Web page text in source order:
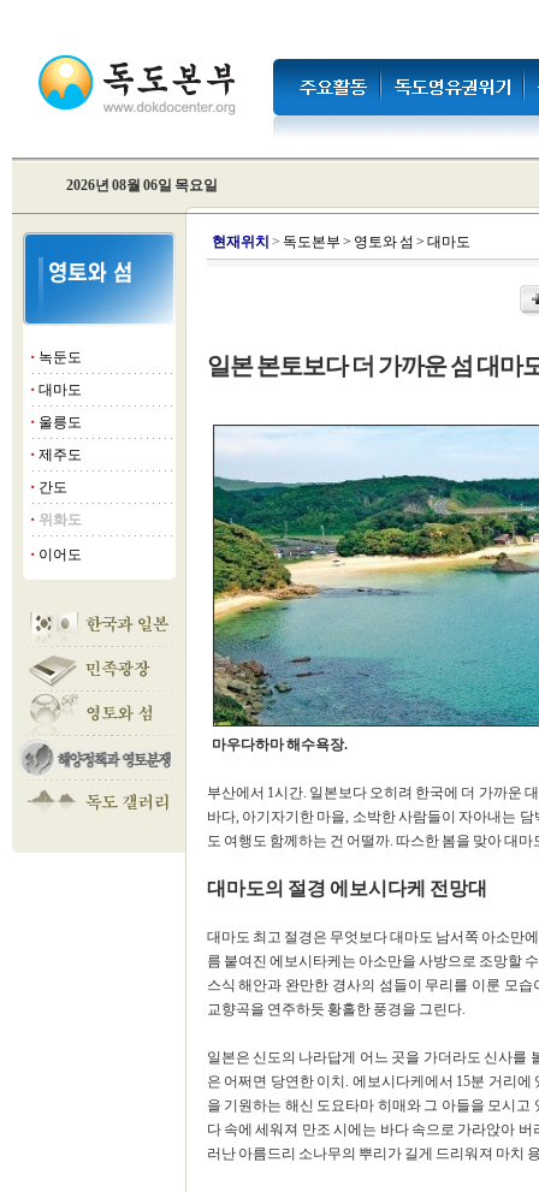
2026년 08월 06일 목요일
■ 녹둔도
■ 대마도
■ 울릉도
■ 제주도
■ 간도
■ 위화도
■ 이어도
현재위치 > 독도본부 > 영토와 섬 > 대마도
일본 본토보다 더 가까운 섬 대마
마우다하마 해수욕장.
부산에서 1시간. 일본보다 오히려 한국에 더 가까운
바다, 아기자기한 마을, 소박한 사람들이 자아내는
도 여행도 함께하는 건 어떨까. 따스한 봄을 맞아 대마
대마도의 절경 에보시다케 전망대
대마도 최고 절경은 무엇보다 대마도 남서쪽 아소만
름 붙여진 에보시타케는 아소만을 사방으로 조망할
스식 해안과 완만한 경사의 섬들이 무리를 이룬 모
교향곡을 연주하듯 황홀한 풍경을 그린다.
일본은 신도의 나라답게 어느 곳을 가더라도 신사를
은 어쩌면 당연한 이치. 에보시다케에서 15분 거리
을 기원하는 해신 도요타마 히매와 그 아들을 모시
다 속에 세워져 만조 시에는 바다 속으로 가라앉아
러난 아름드리 소나무의 뿌리가 길게 드리워져 마치